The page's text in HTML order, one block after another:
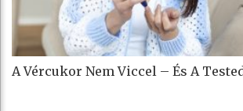
A Vércukor Nem Viccel – És A